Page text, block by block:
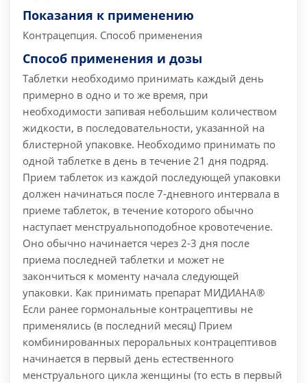
Показания к применению
Контрацепция. Способ применения
Способ применения и дозы
Таблетки необходимо принимать каждый день
примерно в одно и то же время, при
необходимости запивая небольшим количеством
жидкости, в последовательности, указанной на
блистерной упаковке. Необходимо принимать по
одной таблетке в день в течение 21 дня подряд.
Прием таблеток из каждой последующей упаковки
должен начинаться после 7-дневного интервала в
приеме таблеток, в течение которого обычно
наступает менструальноподобное кровотечение.
Оно обычно начинается через 2-3 дня после
приема последней таблетки и может не
закончиться к моменту начала следующей
упаковки. Как принимать препарат МИДИАНА®
Если ранее гормональные контрацептивы не
применялись (в последний месяц) Прием
комбинированных пероральных контрацептивов
начинается в первый день естественного
менструального цикла женщины (то есть в первый